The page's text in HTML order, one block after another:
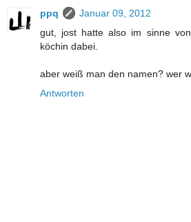
ppq
Januar 09, 2012
gut, jost hatte also im sinne
köchin dabei.
aber weiß man den namen? wer
Antworten